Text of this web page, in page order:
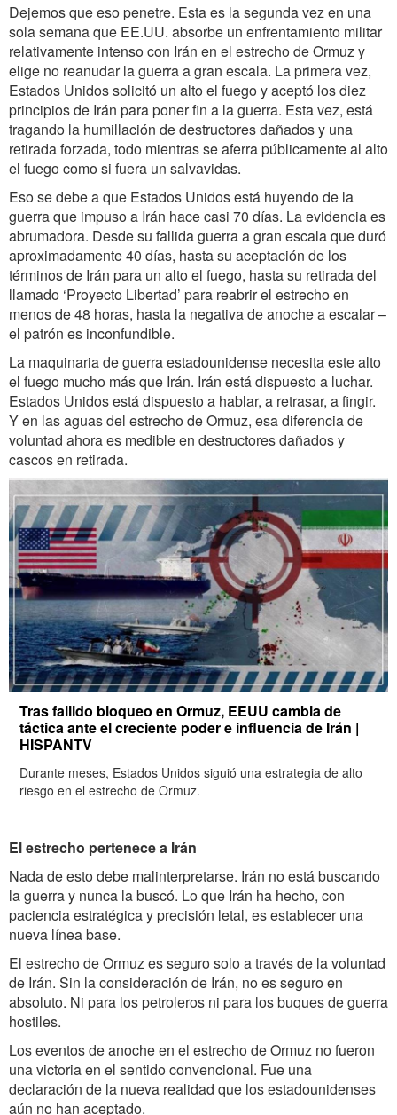
Dejemos que eso penetre. Esta es la segunda vez en una
sola semana que EE.UU. absorbe un enfrentamiento militar
relativamente intenso con Irán en el estrecho de Ormuz y
elige no reanudar la guerra a gran escala. La primera vez,
Estados Unidos solicitó un alto el fuego y aceptó los diez
principios de Irán para poner fin a la guerra. Esta vez, está
tragando la humillación de destructores dañados y una
retirada forzada, todo mientras se aferra públicamente al alto
el fuego como si fuera un salvavidas.
Eso se debe a que Estados Unidos está huyendo de la
guerra que impuso a Irán hace casi 70 días. La evidencia es
abrumadora. Desde su fallida guerra a gran escala que duró
aproximadamente 40 días, hasta su aceptación de los
términos de Irán para un alto el fuego, hasta su retirada del
llamado ‘Proyecto Libertad’ para reabrir el estrecho en
menos de 48 horas, hasta la negativa de anoche a escalar –
el patrón es inconfundible.
La maquinaria de guerra estadounidense necesita este alto
el fuego mucho más que Irán. Irán está dispuesto a luchar.
Estados Unidos está dispuesto a hablar, a retrasar, a fingir.
Y en las aguas del estrecho de Ormuz, esa diferencia de
voluntad ahora es medible en destructores dañados y
cascos en retirada.
Tras fallido bloqueo en Ormuz, EEUU cambia de
táctica ante el creciente poder e influencia de Irán |
HISPANTV
Durante meses, Estados Unidos siguió una estrategia de alto
riesgo en el estrecho de Ormuz.
El estrecho pertenece a Irán
Nada de esto debe malinterpretarse. Irán no está buscando
la guerra y nunca la buscó. Lo que Irán ha hecho, con
paciencia estratégica y precisión letal, es establecer una
nueva línea base.
El estrecho de Ormuz es seguro solo a través de la voluntad
de Irán. Sin la consideración de Irán, no es seguro en
absoluto. Ni para los petroleros ni para los buques de guerra
hostiles.
Los eventos de anoche en el estrecho de Ormuz no fueron
una victoria en el sentido convencional. Fue una
declaración de la nueva realidad que los estadounidenses
aún no han aceptado.